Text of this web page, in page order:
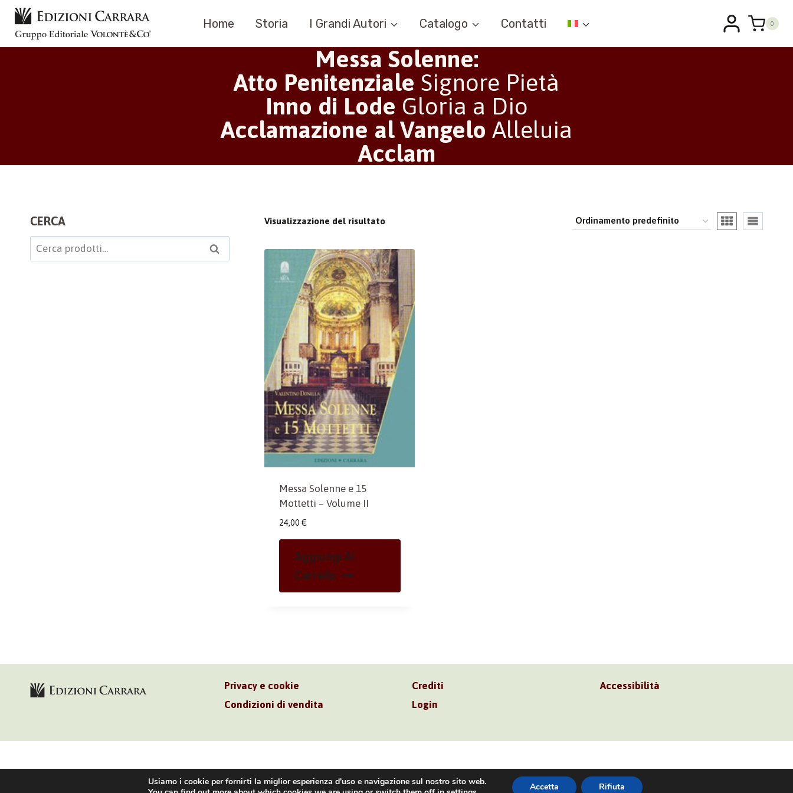
Salta
contenuto
Home Storia I Grandi Autori Catalogo Contatti 0
Messa Solenne:
Atto Penitenziale Signore Pietà
Inno di Lode Gloria a Dio
Acclamazione al Vangelo Alleluia
Acclam
Visualizzazione del risultato
Messa Solenne e 15
Mottetti – Volume II
24,00 €
Aggiungi Al
Carrello
CERCA
Cerca: Cerca
Privacy e cookie
Condizioni di vendita
Crediti
Login
Accessibilità
Usiamo i cookie per fornirti la miglior esperienza d'uso e navigazione sul nostro sito web.
Accetta Rifiuta